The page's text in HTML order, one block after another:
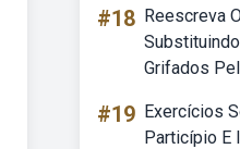
#18 Reescreva
Grifados
#19 Exercícios
Particípio E